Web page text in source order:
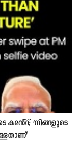
കമൻ്റ്; ‘നിങ്ങളുടെ